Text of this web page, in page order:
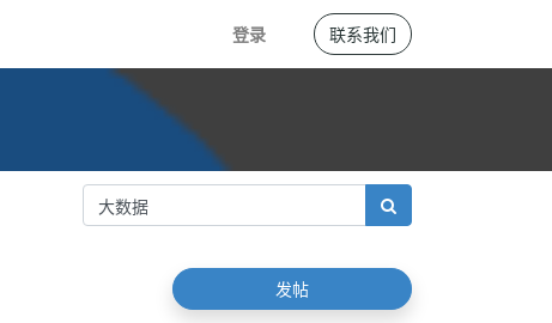
登录 联系我们
发帖